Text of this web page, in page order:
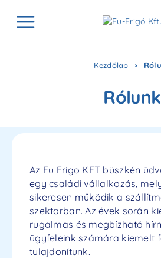
Kezdőlap
Rólunk
Az Eu Frigo KFT büszkén
egy családi vállalkozás,
sikeresen működik a
szektorban. Az évek során
rugalmas és megbízható
ügyfeleink számára kiemelt
tulajdonítunk.